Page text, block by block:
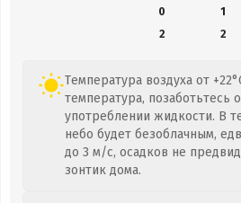
0
1
2
2
Температура воздуха от
температура, позаботьтесь
употреблении жидкости. В
небо будет безоблачным,
до 3 м/с, осадков не
зонтик дома.